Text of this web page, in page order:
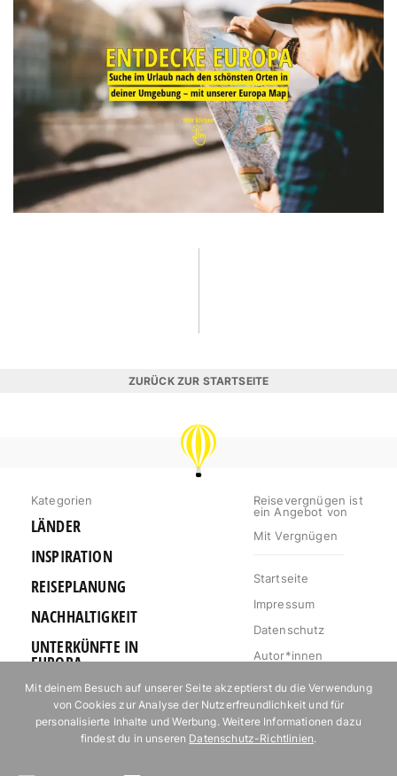
ZURÜCK ZUR STARTSEITE
REISEVERGNÜGEN
Kategorien
LÄNDER
INSPIRATION
REISEPLANUNG
NACHHALTIGKEIT
UNTERKÜNFTE IN
EUROPA
OUTDOOR
URLAUB FÜR
FOODIES
Reisevergnügen ist
ein Angebot von
Mit Vergnügen
Startseite
Impressum
Datenschutz
Autor*innen
Mediakit
Jobs
Kontakt
Mit deinem Besuch auf unserer Seite akzeptierst du die Verwendung
von Cookies zur Analyse der Nutzerfreundlichkeit und für
personalisierte Inhalte und Werbung. Weitere Informationen dazu
findest du in unseren Datenschutz-Richtlinien.